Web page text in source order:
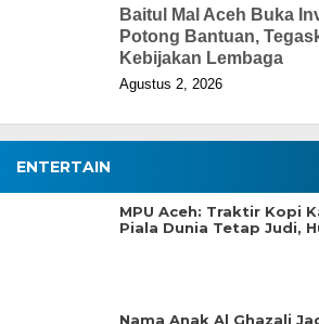
Baitul Mal Aceh Buka
Potong Bantuan,
Kebijakan Lembaga
Agustus 2, 2026
ENTERTAIN
MPU Aceh: Traktir Kopi
Piala Dunia Tetap Judi,
Nama Anak Al Ghazali